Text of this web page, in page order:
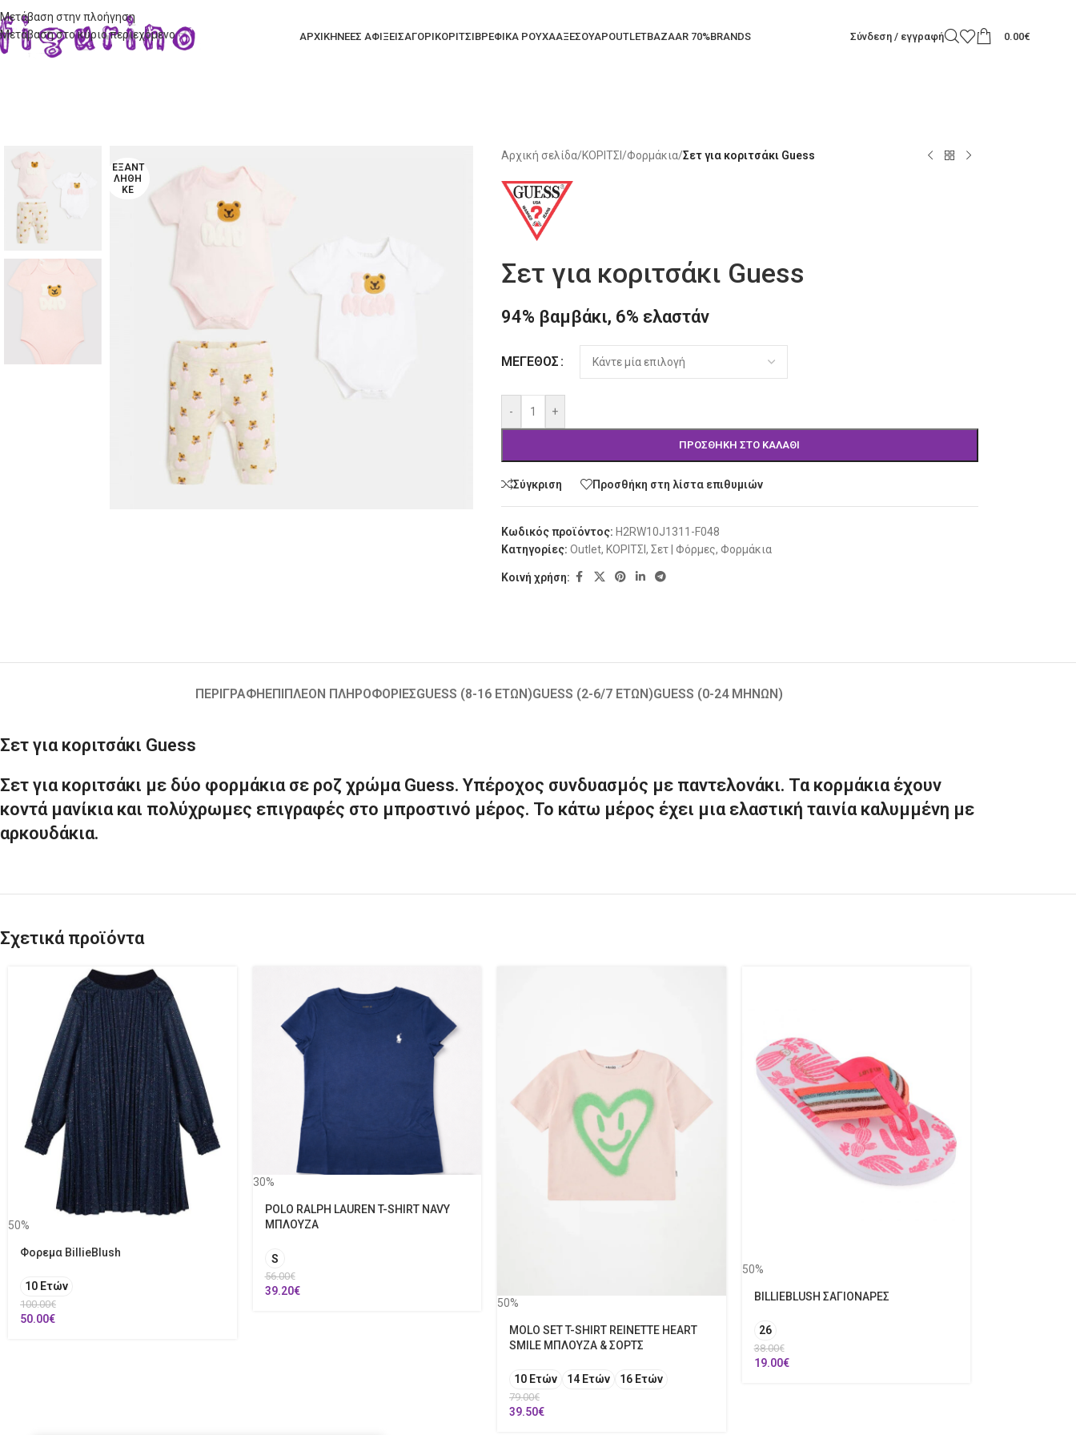
Μετάβαση στην πλοήγηση
Μετάβαση στο κύριο περιεχόμενο
ΑΡΧΙΚΗΝΕΕΣ ΑΦΙΞΕΙΣΑΓΟΡΙΚΟΡΙΤΣΙΒΡΕΦΙΚΑ ΡΟΥΧΑΑΞΕΣΟΥΑΡOUTLETBAZAAR 70%BRANDS Σύνδεση / εγγραφή 0.00€
ΕΞΑΝΤ
ΛΉΘΗ
ΚΕ
Αρχική σελίδα/ΚΟΡΙΤΣΙ /Φορμάκια/Σετ για κοριτσάκι Guess
Σετ για κοριτσάκι Guess
94% βαμβάκι, 6% ελαστάν
ΜΈΓΕΘΟΣ
- +
ΠΡΟΣΘΉΚΗ ΣΤΟ ΚΑΛΆΘΙ
Alternative:
Σύγκριση Προσθήκη στη λίστα επιθυμιών
Κωδικός προϊόντος: H2RW10J1311-F048
Κατηγορίες: Outlet, ΚΟΡΙΤΣΙ , Σετ | Φόρμες, Φορμάκια
Κοινή χρήση:
ΠΕΡΙΓΡΑΦΉΕΠΙΠΛΈΟΝ ΠΛΗΡΟΦΟΡΊΕΣGUESS (8-16 ΕΤΏΝ)GUESS (2-6/7 ΕΤΏΝ)GUESS (0-24 ΜΗΝΏΝ)
Σετ για κοριτσάκι Guess
Σετ για κοριτσάκι με δύο φορμάκια σε ροζ χρώμα Guess. Υπέροχος συνδυασμός με παντελονάκι. Τα κορμάκια έχουν
κοντά μανίκια και πολύχρωμες επιγραφές στο μπροστινό μέρος. Το κάτω μέρος έχει μια ελαστική ταινία καλυμμένη με
αρκουδάκια.
Σχετικά προϊόντα
50%
Φορεμα BillieBlush
10 Ετών
100.00€
50.00€
30%
POLO RALPH LAUREN T-SHIRT NAVY
ΜΠΛΟΥΖΑ
S
56.00€
39.20€
50%
MOLO SET T-SHIRT REINETTE HEART
SMILE ΜΠΛΟΥΖΑ & ΣΟΡΤΣ
10 Ετών 14 Ετών 16 Ετών
79.00€
39.50€
50%
BILLIEBLUSH ΣΑΓΙΟΝΑΡΕΣ
26
38.00€
19.00€